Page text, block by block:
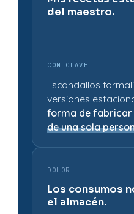
del maestro.
CON CLAVE
Escandallos
versiones
forma de
de una sola
DOLOR
Los consumos
el almacén.